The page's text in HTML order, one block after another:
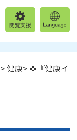
>健康> 🍀『健康イ